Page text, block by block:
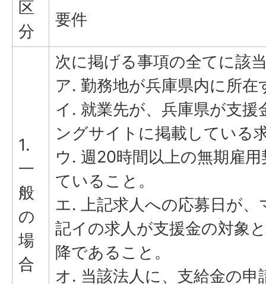
区
分
要件
1.
一
般
の
場
合
次に掲げる事項の全てに該
ア. 勤務地が兵庫県内に所在
イ. 就業先が、兵庫県が支
ングサイトに掲載している
ウ. 週20時間以上の無期雇
ていること。
エ. 上記求人への応募日が
記イの求人が支援金の対象
降であること。
オ. 当該法人に、支給金の